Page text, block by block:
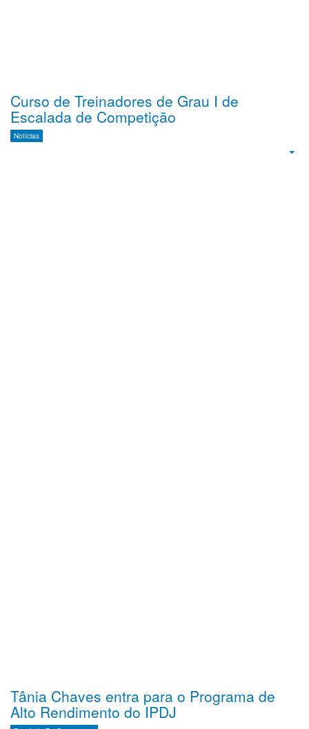
Curso de Treinadores de Grau I de
Escalada de Competição
Notícias
Tânia Chaves entra para o Programa de
Alto Rendimento do IPDJ